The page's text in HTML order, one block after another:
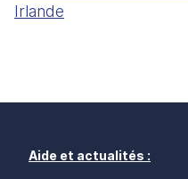
Irlande
Aide et actualités :